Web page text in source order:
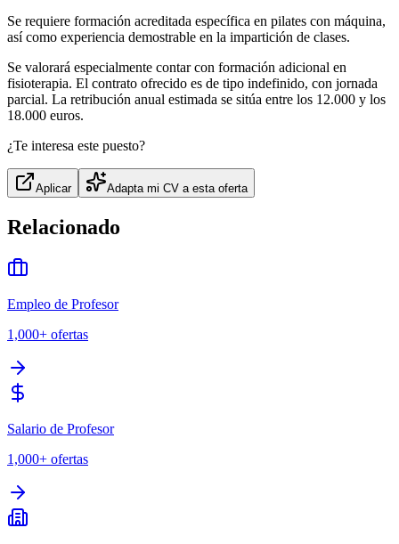
Se requiere formación acreditada específica en pilates con máquina,
así como experiencia demostrable en la impartición de clases.
Se valorará especialmente contar con formación adicional en
fisioterapia. El contrato ofrecido es de tipo indefinido, con jornada
parcial. La retribución anual estimada se sitúa entre los 12.000 y los
18.000 euros.
¿Te interesa este puesto?
Aplicar Adapta mi CV a esta oferta
Relacionado
Empleo de Profesor
1,000+ ofertas
Salario de Profesor
1,000+ ofertas